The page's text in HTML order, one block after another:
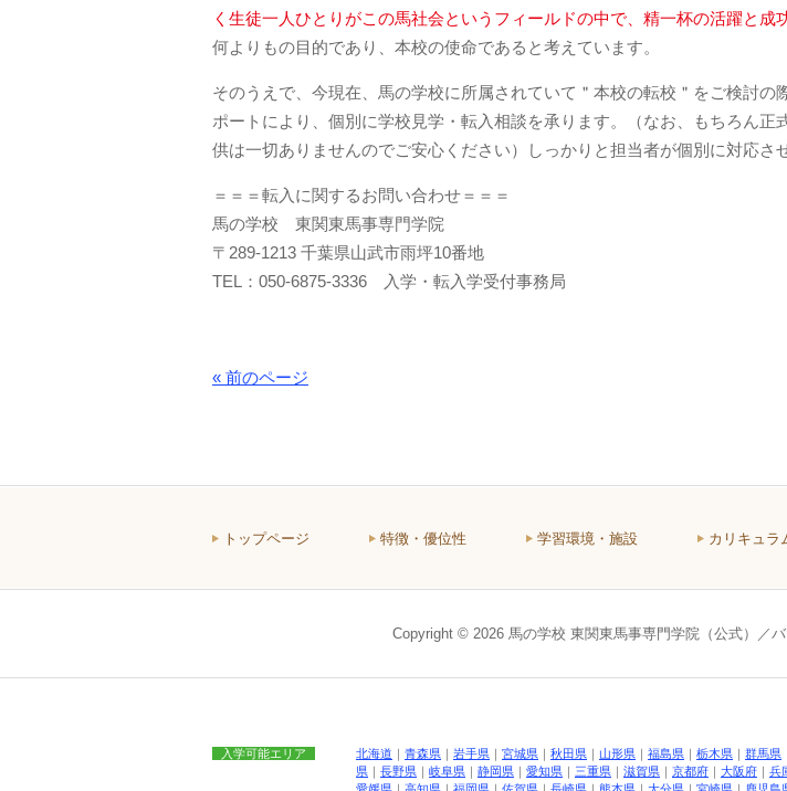
く生徒一人ひとりがこの馬社会というフィールドの中で、精一杯の活躍と
何よりもの目的であり、本校の使命であると考えています。
そのうえで、今現在、馬の学校に所属されていて＂本校の転校＂をご検討
ポートにより、個別に学校見学・転入相談を承ります。（なお、もちろん
供は一切ありませんのでご安心ください）しっかりと担当者が個別に対応さ
＝＝＝転入に関するお問い合わせ＝＝＝
馬の学校 東関東馬事専門学院
〒289-1213 千葉県山武市雨坪10番地
TEL：050-6875-3336 入学・転入学受付事務局
« 前のページ
トップページ 特徴・優位性 学習環境・施設 カリキュラ
Copyright © 2026 馬の学校 東関東馬事専門学院（公式）／
入学可能エリア 北海道 ｜ 青森県 ｜ 岩手県 ｜ 宮城県 ｜ 秋田県 ｜ 山形県 ｜ 福島県 ｜ 栃木県 ｜ 群馬県
県 ｜ 長野県 ｜ 岐阜県 ｜ 静岡県 ｜ 愛知県 ｜ 三重県 ｜ 滋賀県 ｜ 京都府 ｜ 大阪府 ｜ 兵